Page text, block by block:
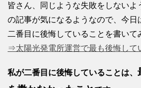
皆さん、同じような失敗をしないよ
の記事が気になるようなので、今日
二番目に後悔していることを書いて
⇒太陽光発電所運営で最も後悔して
私が二番目に後悔していることは、